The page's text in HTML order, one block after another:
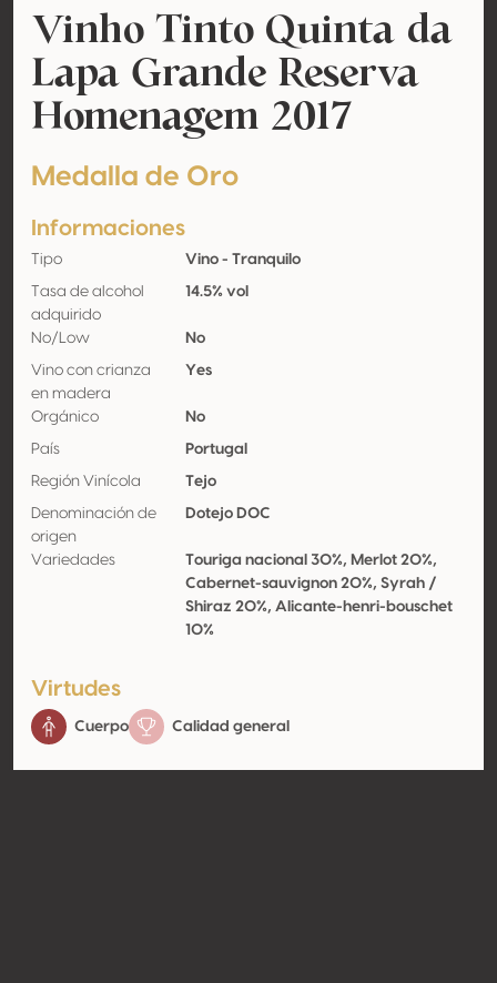
Vinho Tinto Quinta da
Lapa Grande Reserva
Homenagem 2017
Medalla de Oro
Informaciones
Tipo Vino - Tranquilo
Tasa de alcohol
adquirido
14.5% vol
No/Low No
Vino con crianza
en madera
Yes
Orgánico No
País Portugal
Región Vinícola Tejo
Denominación de
origen
Dotejo DOC
Variedades
Touriga nacional 30%, Merlot 20%,
Cabernet-sauvignon 20%, Syrah /
Shiraz 20%, Alicante-henri-bouschet
10%
Virtudes
Cuerpo Calidad general